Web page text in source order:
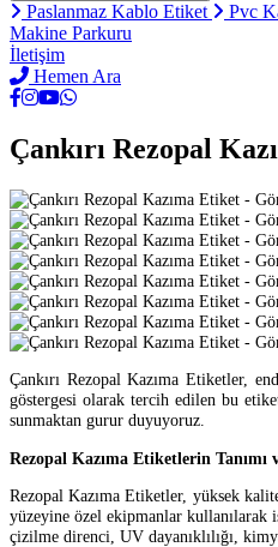
Paslanmaz Kablo Etiket Pvc
Makine Parkuru
İletişim
Hemen Ara
Çankırı Rezopal
Çankırı Rezopal Kazıma Etiketler,
göstergesi olarak tercih edilen bu
sunmaktan gurur duyuyoruz.
Rezopal Kazıma Etiketlerin Tanımı
Rezopal Kazıma Etiketler, yüksek
yüzeyine özel ekipmanlar kullanılarak
çizilme direnci, UV dayanıklılığı,